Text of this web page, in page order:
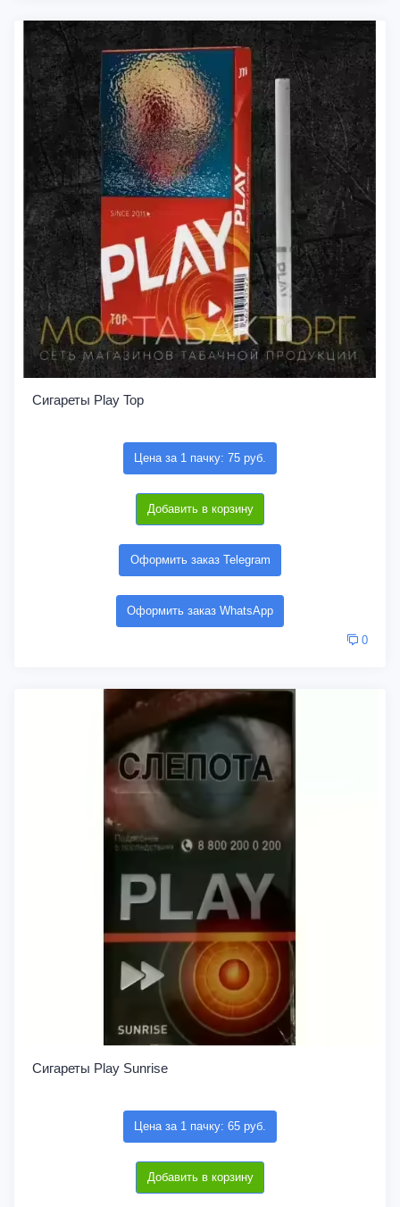
Сигареты Play Top
Цена за 1 пачку: 75 руб.
Добавить в корзину
Оформить заказ Telegram
Оформить заказ WhatsApp
0
Сигареты Play Sunrise
Цена за 1 пачку: 65 руб.
Добавить в корзину